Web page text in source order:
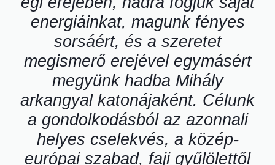
energiáinkat, magunk fényes
sorsáért, és a szeretet
megismerő erejével egymásért
megyünk hadba Mihály
arkangyal katonájaként. Célunk
a gondolkodásból az azonnali
helyes cselekvés, a közép-
európai szabad, faji gyűlölettől